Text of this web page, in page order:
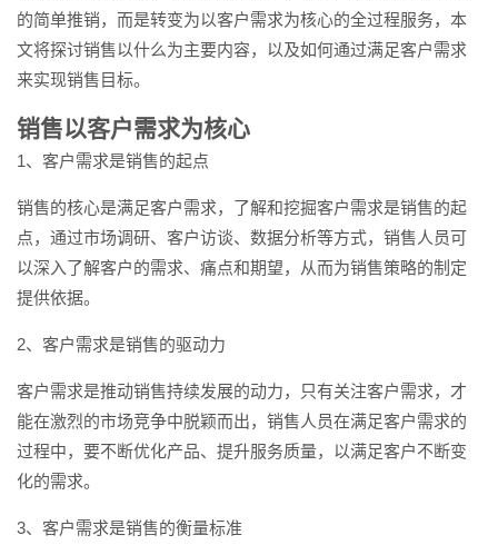
为核心的全过程服务，本文将
探...
的简单推销，而是转变为以客户需求为核心的全过程服务，本
文将探讨销售以什么为主要内容，以及如何通过满足客户需求
来实现销售目标。
销售以客户需求为核心
1、客户需求是销售的起点
销售的核心是满足客户需求，了解和挖掘客户需求是销售的起
点，通过市场调研、客户访谈、数据分析等方式，销售人员可
以深入了解客户的需求、痛点和期望，从而为销售策略的制定
提供依据。
2、客户需求是销售的驱动力
客户需求是推动销售持续发展的动力，只有关注客户需求，才
能在激烈的市场竞争中脱颖而出，销售人员在满足客户需求的
过程中，要不断优化产品、提升服务质量，以满足客户不断变
化的需求。
3、客户需求是销售的衡量标准